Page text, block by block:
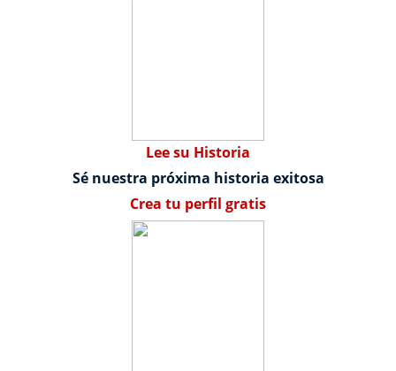
Lee su Historia
Sé nuestra próxima historia exitosa
Crea tu perfil gratis